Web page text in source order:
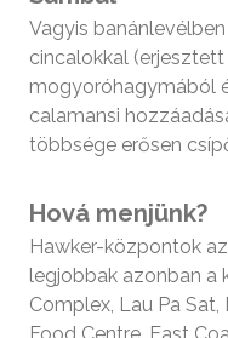
Vagyis
cincalokkal (erjesztett
mogyoróhagymából
calamansi
többsége erősen
Hová menjünk?
Hawker-központok
legjobbak azonban a
Complex, Lau Pa
Food Centre, East